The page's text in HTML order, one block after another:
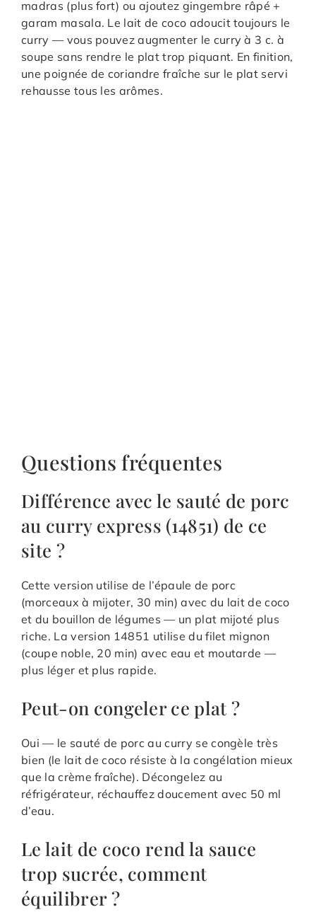
madras (plus fort) ou ajoutez gingembre râpé +
garam masala. Le lait de coco adoucit toujours le
curry — vous pouvez augmenter le curry à 3 c. à
soupe sans rendre le plat trop piquant. En finition,
une poignée de coriandre fraîche sur le plat servi
rehausse tous les arômes.
Questions fréquentes
Différence avec le sauté de porc
au curry express (14851) de ce
site ?
Cette version utilise de l’épaule de porc
(morceaux à mijoter, 30 min) avec du lait de coco
et du bouillon de légumes — un plat mijoté plus
riche. La version 14851 utilise du filet mignon
(coupe noble, 20 min) avec eau et moutarde —
plus léger et plus rapide.
Peut-on congeler ce plat ?
Oui — le sauté de porc au curry se congèle très
bien (le lait de coco résiste à la congélation mieux
que la crème fraîche). Décongelez au
réfrigérateur, réchauffez doucement avec 50 ml
d’eau.
Le lait de coco rend la sauce
trop sucrée, comment
équilibrer ?